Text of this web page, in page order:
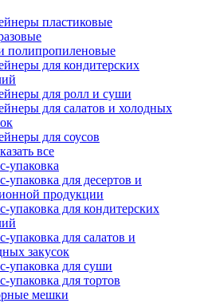
пластиковые
полипропиленовые
для кондитерских
для ролл и суши
для салатов и холодных
для соусов
все
упаковка
упаковка для десертов и
продукции
упаковка для кондитерских
упаковка для салатов и
закусок
упаковка для суши
упаковка для тортов
мешки